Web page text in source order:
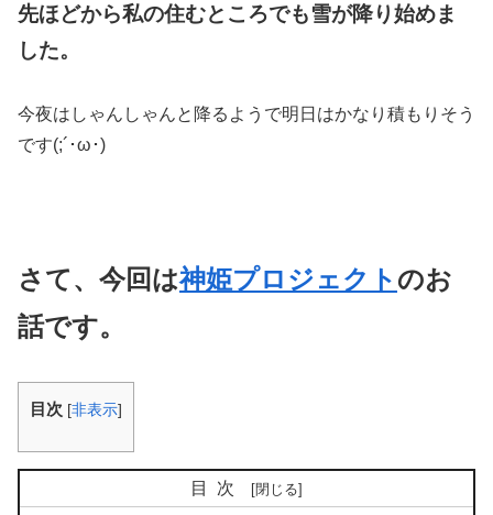
先ほどから私の住むところでも雪が降り始めま
した。
今夜はしゃんしゃんと降るようで明日はかなり積もりそう
です(;´･ω･)
さて、今回は神姫プロジェクト のお
話です。
目次 [非表示]
目次